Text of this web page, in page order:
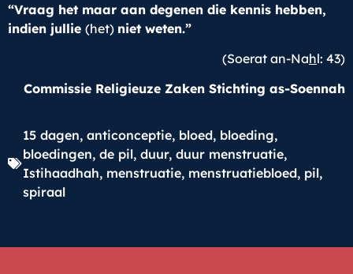
“Vraag het maar aan degenen die kennis hebben,
indien jullie (het) niet weten.”
(Soerat an-Nahl: 43)
Commissie Religieuze Zaken Stichting as-Soennah
15 dagen, anticonceptie, bloed, bloeding,
bloedingen, de pil, duur, duur menstruatie,
Istihaadhah, menstruatie, menstruatiebloed, pil,
spiraal